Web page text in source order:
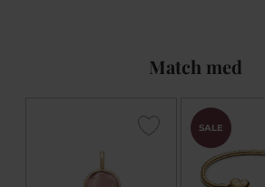
Match med
SALE